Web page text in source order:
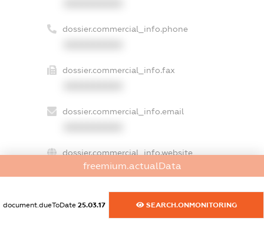
dossier.commercial_info.phone
dossier.commercial_info.fax
dossier.commercial_info.email
dossier.commercial_info.website
XXXXXXXXXX
dossier.commercial_info.activity
XXXXXXXXXX
freemium.actualData
document.dueToDate 25.03.17 SEARCH.ONMONITORING